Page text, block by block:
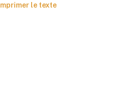
Imprimer le texte